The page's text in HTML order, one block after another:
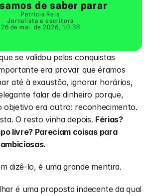
de saber parar
Patrícia Reis
Jornalista e escritora
26 de mai. de 2026, 10:38
se validou pelas conquistas
era provar que éramos
até à exaustão, ignorar horários,
falar de dinheiro porque,
objetivo era outro: reconhecimento.
O resto vinha depois. Férias?
livre? Pareciam coisas para
dizê-lo, é uma grande mentira.
é uma proposta indecente da qual